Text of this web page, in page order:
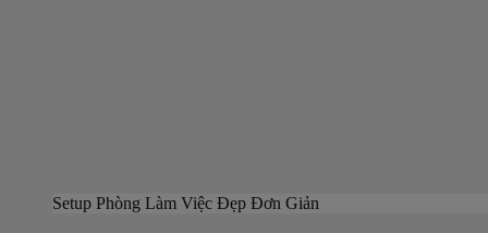
Setup Phòng Làm Việc Đẹp Đơn Giản